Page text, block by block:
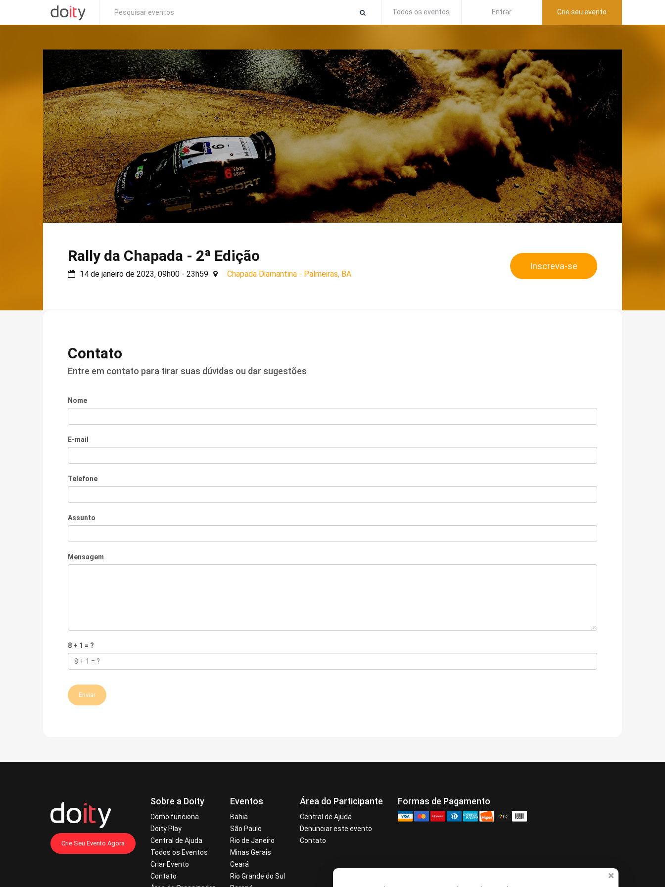
Todos os eventos Entrar Crie seu evento
Rally da Chapada - 2ª Edição
14 de janeiro de 2023, 09h00 - 23h59 Chapada Diamantina - Palmeiras, BA
Inscreva-se
Contato
Entre em contato para tirar suas dúvidas ou dar sugestões
Nome
E-mail
Telefone
Assunto
Mensagem
8 + 1 = ?
Enviar
Crie Seu Evento Agora
Sobre a Doity
Como funciona
Doity Play
Central de Ajuda
Todos os Eventos
Criar Evento
Contato
Eventos
Bahia
São Paulo
Rio de Janeiro
Minas Gerais
Ceará
Rio Grande do Sul
Área do Participante
Central de Ajuda
Denunciar este evento
Contato
Formas de Pagamento